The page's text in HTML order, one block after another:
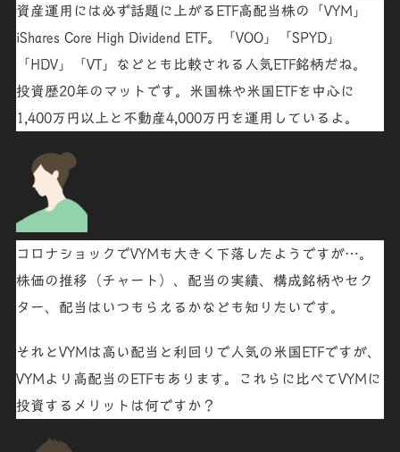
資産運用には必ず話題に上がるETF高配当株の「 VYM 」
iShares Core High Dividend ETF。「 VOO」「 SPYD」
「 HDV」「 VT」などとも比較される 人気ETF銘柄だね。
投資歴20年のマットです。米国株や米国ETFを中心に
1,400万円以上と不動産4,000万円を運用しているよ。
コロナショックでVYMも大きく下落したようですが…。
株価の推移（チャート）、配当の実績、構成銘柄やセク
ター、配当はいつもらえるかなども知りたいです。
それとVYMは高い配当と利回りで人気の米国ETFですが、
VYMより高配当のETFもあります。これらに比べてVYMに
投資するメリットは何ですか？